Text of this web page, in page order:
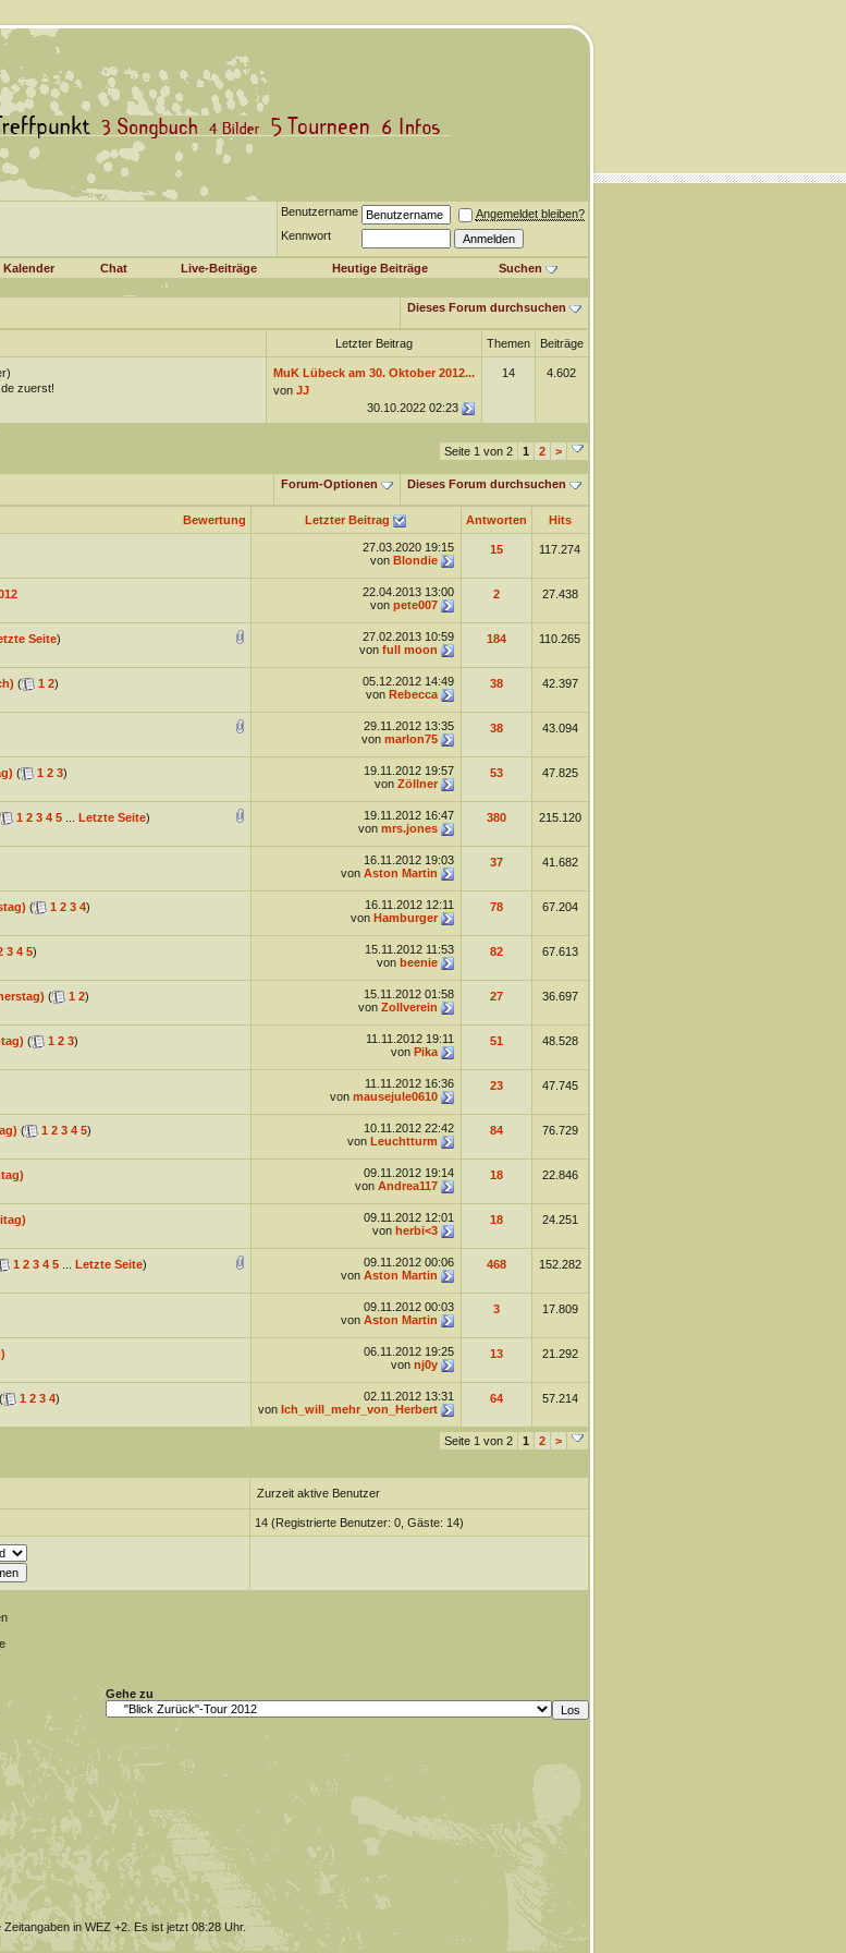
Benutzername
Angemeldet bleiben?
Kennwort
Kalender Chat Live-Beiträge Heutige Beiträge Suchen
Dieses Forum durchsuchen
Letzter Beitrag Themen Beiträge
zuerst!
MuK Lübeck am 30. Oktober 2012...
von JJ
30.10.2022 02:23
14 4.602
Seite 1 von 2 1 2 >
Forum-Optionen Dieses Forum durchsuchen
Bewertung Letzter Beitrag Antworten Hits
27.03.2020 19:15
von Blondie
15 117.274
22.04.2013 13:00
von pete007
2 27.438
Seite)
27.02.2013 10:59
von full moon
184 110.265
( 1 2)
05.12.2012 14:49
von Rebecca
38 42.397
29.11.2012 13:35
von marlon75
38 43.094
( 1 2 3)
19.11.2012 19:57
von Zöllner
53 47.825
1 2 3 4 5... Letzte Seite)
19.11.2012 16:47
von mrs.jones
380 215.120
16.11.2012 19:03
von Aston Martin
37 41.682
( 1 2 3 4)
16.11.2012 12:11
von Hamburger
78 67.204
3 4 5)
15.11.2012 11:53
von beenie
82 67.613
( 1 2)
15.11.2012 01:58
von Zollverein
27 36.697
( 1 2 3)
11.11.2012 19:11
von Pika
51 48.528
11.11.2012 16:36
von mausejule0610
23 47.745
( 1 2 3 4 5)
10.11.2012 22:42
von Leuchtturm
84 76.729
09.11.2012 19:14
von Andrea117
18 22.846
09.11.2012 12:01
von herbi<3
18 24.251
1 2 3 4 5... Letzte Seite)
09.11.2012 00:06
von Aston Martin
468 152.282
09.11.2012 00:03
von Aston Martin
3 17.809
06.11.2012 19:25
von nj0y
13 21.292
( 1 2 3 4)
02.11.2012 13:31
von Ich_will_mehr_von_Herbert
64 57.214
Seite 1 von 2 1 2 >
Zurzeit aktive Benutzer
14 (Registrierte Benutzer: 0, Gäste: 14)
Gehe zu
Zeitangaben in WEZ +2. Es ist jetzt08:28Uhr.